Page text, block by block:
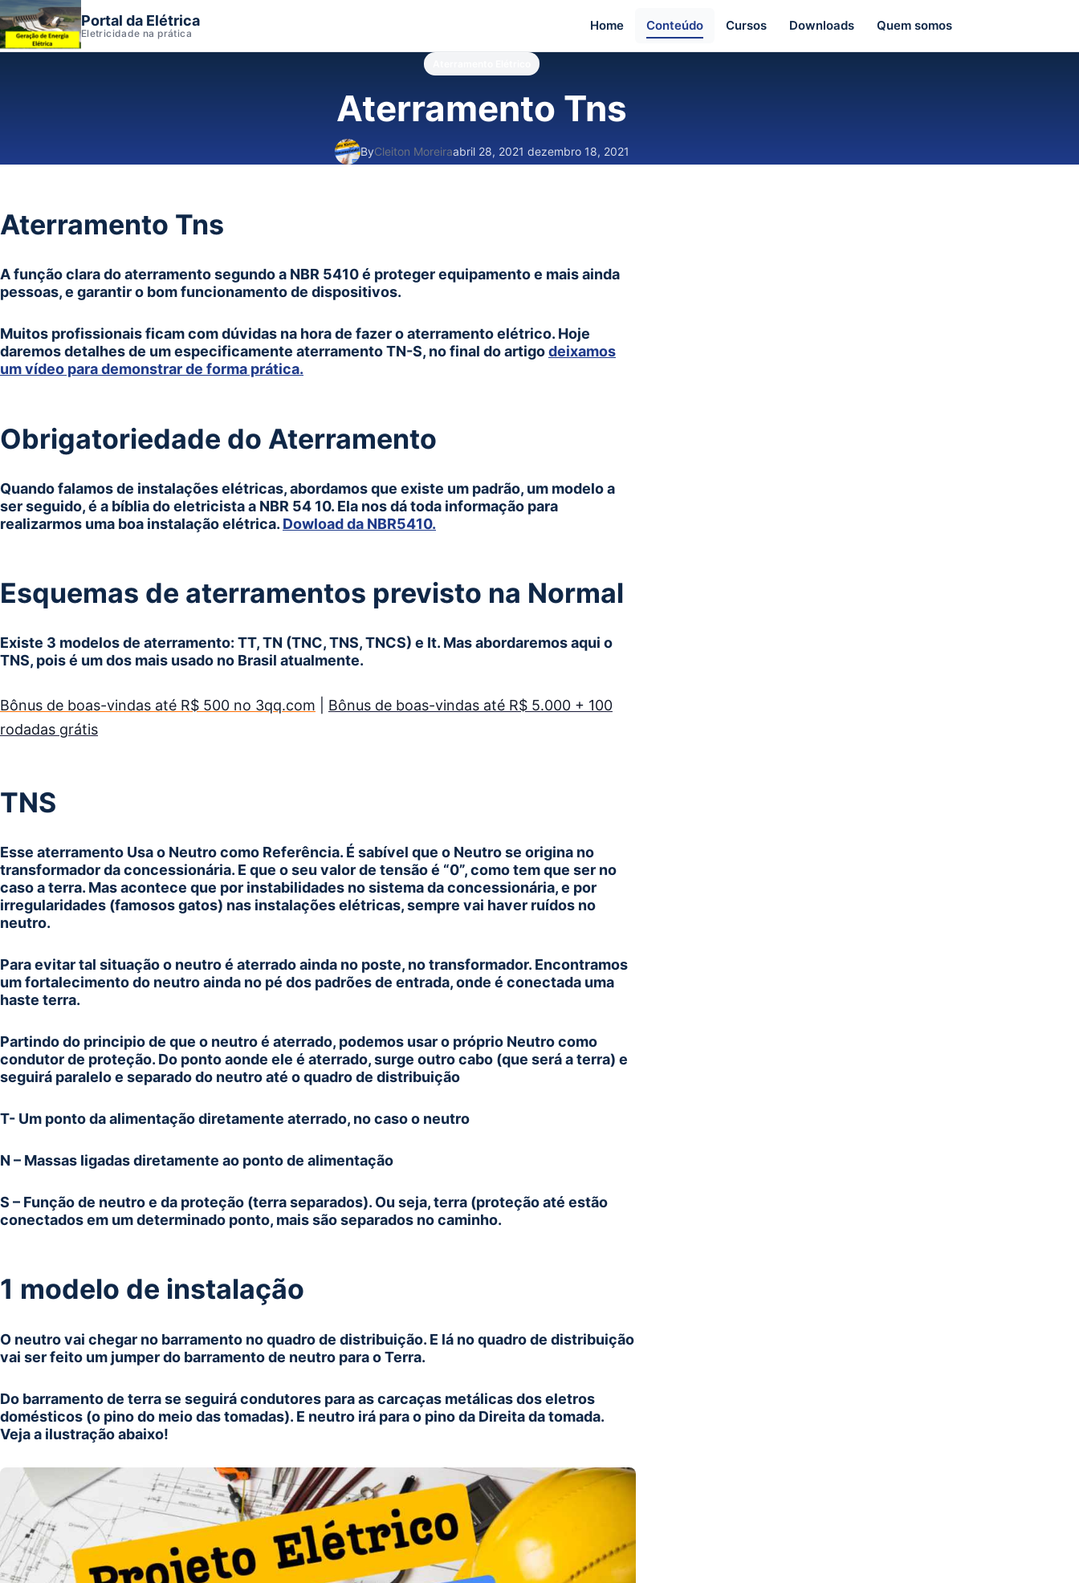
Portal da Elétrica
Eletricidade na prática
Home Conteúdo Cursos Downloads Quem somos
Aterramento Tns
ByCleiton Moreiraabril 28, 2021 dezembro 18, 2021
Aterramento Tns
A função clara do aterramento segundo a NBR 5410 é proteger equipamento e mais ainda
pessoas, e garantir o bom funcionamento de dispositivos.
Muitos profissionais ficam com dúvidas na hora de fazer o aterramento elétrico. Hoje
daremos detalhes de um especificamente aterramento TN-S, no final do artigodeixamos
um vídeo para demonstrar de forma prática.
Obrigatoriedade do Aterramento
Quando falamos de instalações elétricas, abordamos que existe um padrão, um modelo a
ser seguido, é a bíblia do eletricista a NBR 54 10. Ela nos dá toda informação para
realizarmos uma boa instalação elétrica. Dowload da NBR5410.
Esquemas de aterramentos previsto na Normal
Existe 3 modelos de aterramento: TT, TN (TNC, TNS, TNCS) e It. Mas abordaremos aqui o
TNS, pois é um dos mais usado no Brasil atualmente.
Bônus de boas-vindas até R$ 500 no 3qq.com
Bônus de boas-vindas até R$ 5.000 + 100
rodadas grátis
TNS
Esse aterramento Usa o Neutro como Referência. É sabível que o Neutro se origina no
transformador da concessionária. E que o seu valor de tensão é “0”, como tem que ser no
caso a terra. Mas acontece que por instabilidades no sistema da concessionária, e por
irregularidades (famosos gatos) nas instalações elétricas, sempre vai haver ruídos no
neutro.
Para evitar tal situação o neutro é aterrado ainda no poste, no transformador. Encontramos
um fortalecimento do neutro ainda no pé dos padrões de entrada, onde é conectada uma
haste terra.
Partindo do principio de que o neutro é aterrado, podemos usar o próprio Neutro como
condutor de proteção. Do ponto aonde ele é aterrado, surge outro cabo (que será a terra) e
seguirá paralelo e separado do neutro até o quadro de distribuição
T- Um ponto da alimentação diretamente aterrado, no caso o neutro
N – Massas ligadas diretamente ao ponto de alimentação
S – Função de neutro e da proteção (terra separados). Ou seja, terra (proteção até estão
conectados em um determinado ponto, mais são separados no caminho.
1 modelo de instalação
O neutro vai chegar no barramento no quadro de distribuição. E lá no quadro de distribuição
vai ser feito um jumper do barramento de neutro para o Terra.
Do barramento de terra se seguirá condutores para as carcaças metálicas dos eletros
domésticos (o pino do meio das tomadas). E neutro irá para o pino da Direita da tomada.
Veja a ilustração abaixo!